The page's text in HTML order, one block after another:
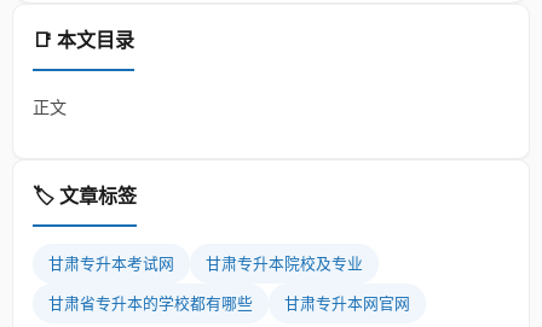
📑 本文目录
正文
🏷️ 文章标签
甘肃专升本考试网 甘肃专升本院校及专业
甘肃省专升本的学校都有哪些 甘肃专升本网官网